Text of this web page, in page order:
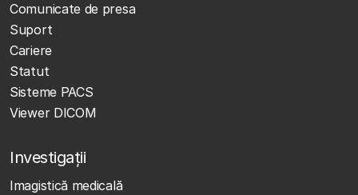
Comunicate de presa
Suport
Cariere
Statut
Sisteme PACS
Viewer DICOM
Investigații
Imagistică medicală